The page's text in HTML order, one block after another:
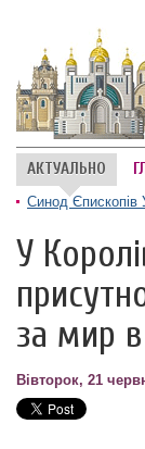
АКТУАЛЬНО
Синод
У
за мир в
Вівторок, 21